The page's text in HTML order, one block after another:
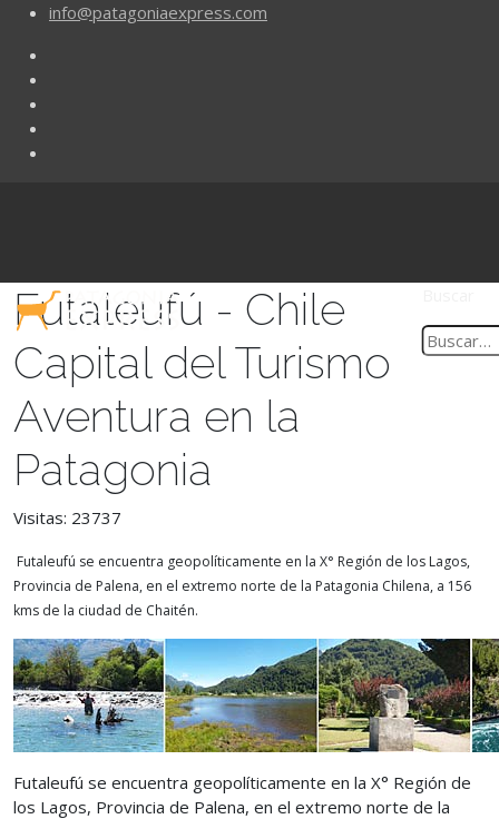
info@patagoniaexpress.com
Futaleufú - Chile
Capital del Turismo
Aventura en la
Patagonia
Visitas: 23737
Futaleufú se encuentra geopolíticamente en la X° Región de los Lagos,
Provincia de Palena, en el extremo norte de la Patagonia Chilena, a 156
kms de la ciudad de Chaitén.
Futaleufú se encuentra geopolíticamente en la X° Región de
los Lagos, Provincia de Palena, en el extremo norte de la